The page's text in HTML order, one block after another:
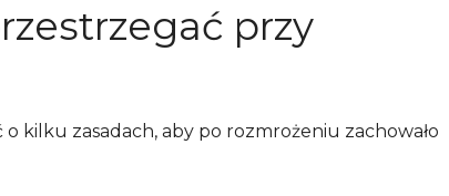
przy
kilku zasadach, aby po rozmrożeniu zachowało